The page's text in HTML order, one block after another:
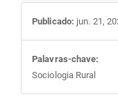
Publicado: jun. 21,
Palavras-chave:
Sociologia Rural